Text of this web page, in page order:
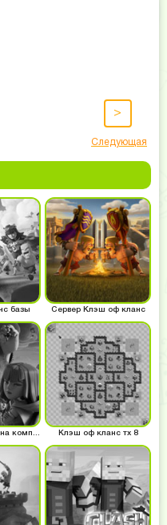
>
Следующая
базы Сервер Клэш оф кланс
Клэш оф кланс на компьютер Клэш оф кланс тх 8